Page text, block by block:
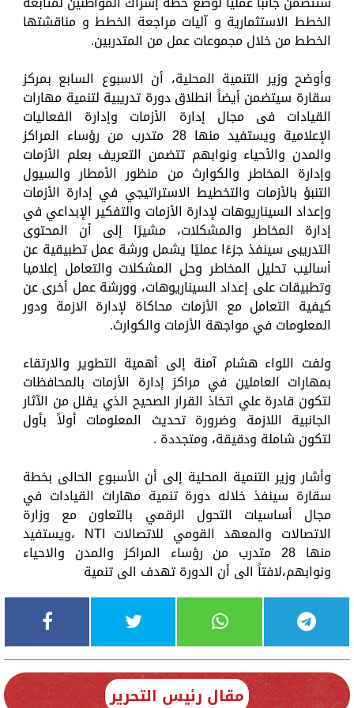
الخطط الاستثمارية و آليات مراجعة الخطط و مناقشتها
الخطط من خلال مجموعات عمل من المتدربين.
وأوضح وزير التنمية المحلية، أن الاسبوع السابع بمركز
سقارة سيتضمن أيضاً انطلاق دورة تدريبية لتنمية مهارات
القيادات فى مجال إدارة الأزمات وإدارة الفعاليات
الإعلامية ويستفيد منها 28 متدرب من رؤساء المراكز
والمدن والأحياء ونوابهم تتضمن التعريف بعلم الأزمات
وإدارة المخاطر والكوارث من منظور الأمطار والسيول
التنبؤ بالأزمات والتخطيط الاستراتيجي في إدارة الأزمات
وإعداد السيناريوهات لإدارة الأزمات والتفكير الإبداعي في
إدارة المخاطر والمشكلات، مشيرًا إلى أن المحتوى
التدريبى سينفذ جزءًا عمليًا يشمل ورشة عمل تطبيقية عن
أساليب تحليل المخاطر وحل المشكلات والتعامل إعلاميا
وتطبيقات على إعداد السيناريوهات، وورشة عمل أخرى عن
كيفية التعامل مع الأزمات محاكاة لإدارة الازمة ودور
المعلومات في مواجهة الأزمات والكوارث.
ولفت اللواء هشام آمنة إلى أهمية التطوير والارتقاء
بمهارات العاملين في مراكز إدارة الأزمات بالمحافظات
لتكون قادرة علي اتخاذ القرار الصحيح الذي يقلل من الآثار
الجانبية اللازمة وضرورة تحديث المعلومات أولاً بأول
لتكون شاملة ودقيقة، ومتجددة .
وأشار وزير التنمية المحلية إلى أن الأسبوع الحالى بخطة
سقارة سينفذ خلاله دورة تنمية مهارات القيادات في
مجال أساسيات التحول الرقمي بالتعاون مع وزارة
الاتصالات والمعهد القومي للاتصالات NTI ،ويستفيد
منها 28 متدرب من رؤساء المراكز والمدن والاحياء
ونوابهم،لافتاً الى أن الدورة تهدف الى تنمية
مقال رئيس التحرير